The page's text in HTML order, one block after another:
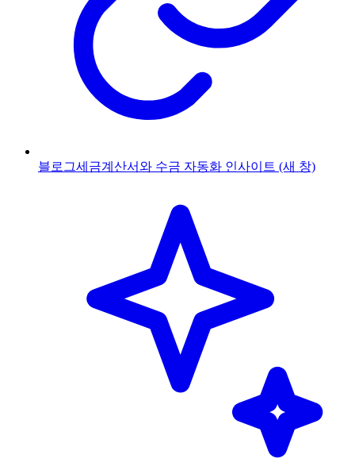
블로그세금계산서와 수금 자동화 인사이트 (새 창)